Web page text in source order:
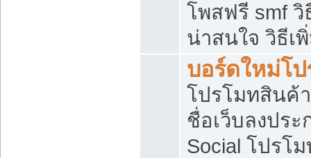
โพสฟรี smf
น่าสนใจ วิธีเ
บอร์ดใหม่โ
โปรโมทสินค้
ชื่อเว็บลงปร
Social โปรโ